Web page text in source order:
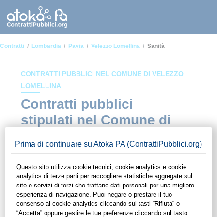
Contratti Lombardia Pavia Velezzo Lomellina Sanità
CONTRATTI PUBBLICI NEL COMUNE DI VELEZZO
LOMELLINA
Contratti pubblici
stipulati nel Comune di
ambito Sanità
In questa sezione del sito di ContrattiPubblici.org potrai avere
ad alcuni dei contratti presenti nella piattaforma stipulati
all'interno del Comune di Velezzo Lomellina in ambito Sanità.
Grazie alle funzionalità di ContrattiPubblici.org potrai
monitorare la scadenza dei contratti pubblici di tuo interesse e
programmare la tua attività commerciale con le Pubbliche